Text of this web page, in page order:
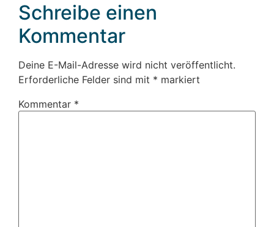
Schreibe einen
Kommentar
Deine E-Mail-Adresse wird nicht veröffentlicht.
Erforderliche Felder sind mit * markiert
Kommentar *